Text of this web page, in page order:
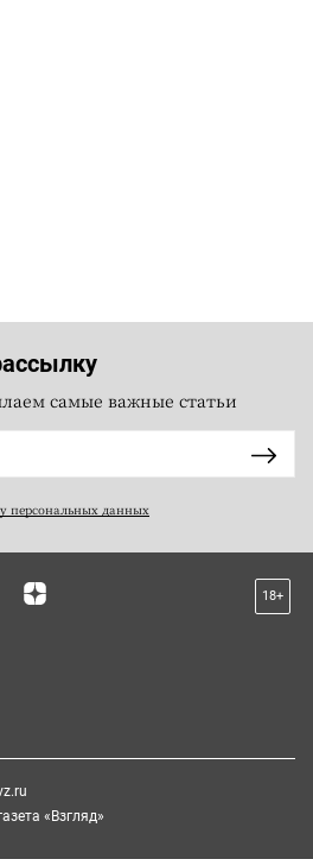
самые важные статьи
персональных данных
18+
«Взгляд»